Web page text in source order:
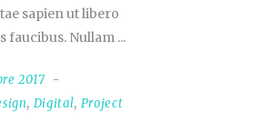
sapien ut libero
faucibus. Nullam
2017
, Digital, Project